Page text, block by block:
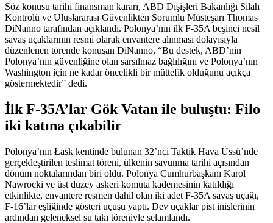
Söz konusu tarihi finansman kararı, ABD Dışişleri Bakanlığı Silah
Kontrolü ve Uluslararası Güvenlikten Sorumlu Müsteşarı Thomas
DiNanno tarafından açıklandı. Polonya’nın ilk F-35A beşinci nesil
savaş uçaklarının resmi olarak envantere alınması dolayısıyla
düzenlenen törende konuşan DiNanno, “Bu destek, ABD’nin
Polonya’nın güvenliğine olan sarsılmaz bağlılığını ve Polonya’nın
Washington için ne kadar öncelikli bir müttefik olduğunu açıkça
göstermektedir” dedi.
İlk F-35A’lar Gök Vatan ile buluştu: Filo
iki katına çıkabilir
Polonya’nın Łask kentinde bulunan 32’nci Taktik Hava Üssü’nde
gerçekleştirilen teslimat töreni, ülkenin savunma tarihi açısından
dönüm noktalarından biri oldu. Polonya Cumhurbaşkanı Karol
Nawrocki ve üst düzey askeri komuta kademesinin katıldığı
etkinlikte, envantere resmen dahil olan iki adet F-35A savaş uçağı,
F-16’lar eşliğinde gösteri uçuşu yaptı. Dev uçaklar pist inişlerinin
ardından geleneksel su takı töreniyle selamlandı.